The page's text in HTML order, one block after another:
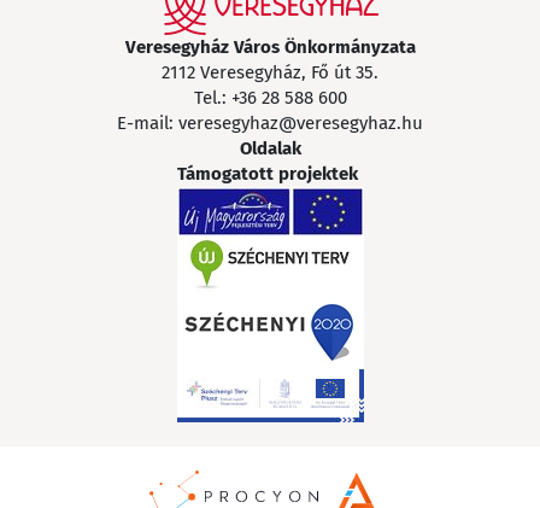
Veresegyház Város Önkormányzata
2112 Veresegyház, Fő út 35.
Tel.: +36 28 588 600
E-mail: veresegyhaz@veresegyhaz.hu
Oldalak
Támogatott projektek